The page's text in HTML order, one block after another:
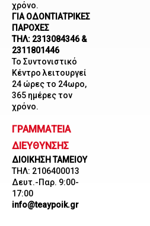
χρόνο.
ΓΙΑ ΟΔΟΝΤΙΑΤΡΙΚΕΣ
ΠΑΡΟΧΕΣ
ΤΗΛ: 2313084346 &
2311801446
Το Συντονιστικό
Κέντρο λειτουργεί
24 ώρες το 24ωρο,
365 ημέρες τον
χρόνο.
ΓΡΑΜΜΑΤΕΙΑ
ΔΙΕΥΘΥΝΣΗΣ
ΔΙΟΙΚΗΣΗ ΤΑΜΕΙΟΥ
ΤΗΛ: 2106400013
Δευτ.-Παρ. 9:00-
17:00
info@teaypoik.gr